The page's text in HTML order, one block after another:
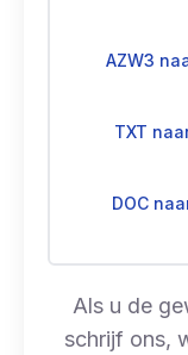
AZW3
TXT
DOC
Als u de
schrijf ons,